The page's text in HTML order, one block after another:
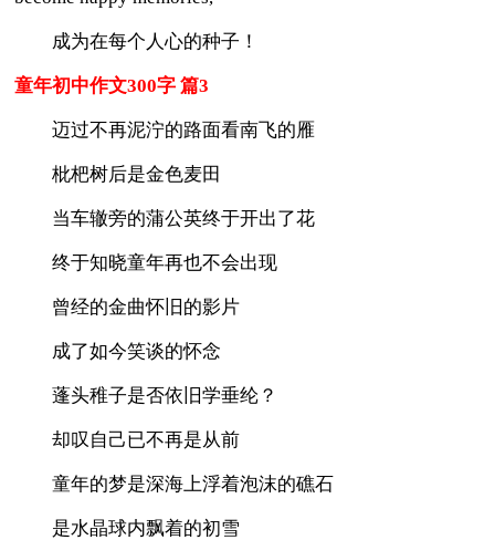
成为在每个人心的种子！
童年初中作文300字 篇3
迈过不再泥泞的路面看南飞的雁
枇杷树后是金色麦田
当车辙旁的蒲公英终于开出了花
终于知晓童年再也不会出现
曾经的金曲怀旧的影片
成了如今笑谈的怀念
蓬头稚子是否依旧学垂纶？
却叹自己已不再是从前
童年的梦是深海上浮着泡沫的礁石
是水晶球内飘着的初雪